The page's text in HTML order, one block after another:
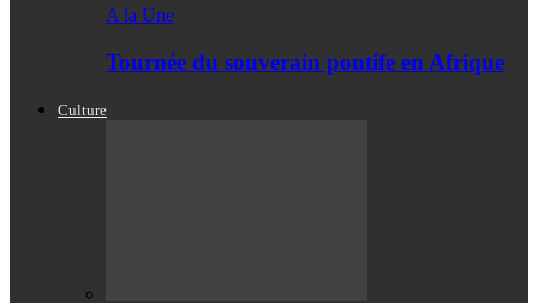
A la Une
Tournée du souverain pontife en Afrique
Culture